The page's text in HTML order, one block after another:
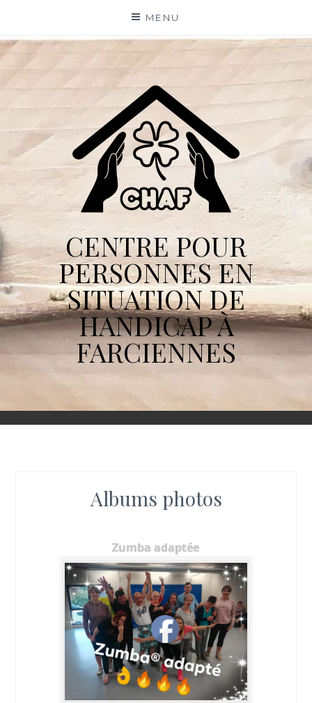
content
MENU
CENTRE POUR
PERSONNES EN
SITUATION DE
HANDICAP À
FARCIENNES
Albums photos
Zumba adaptée